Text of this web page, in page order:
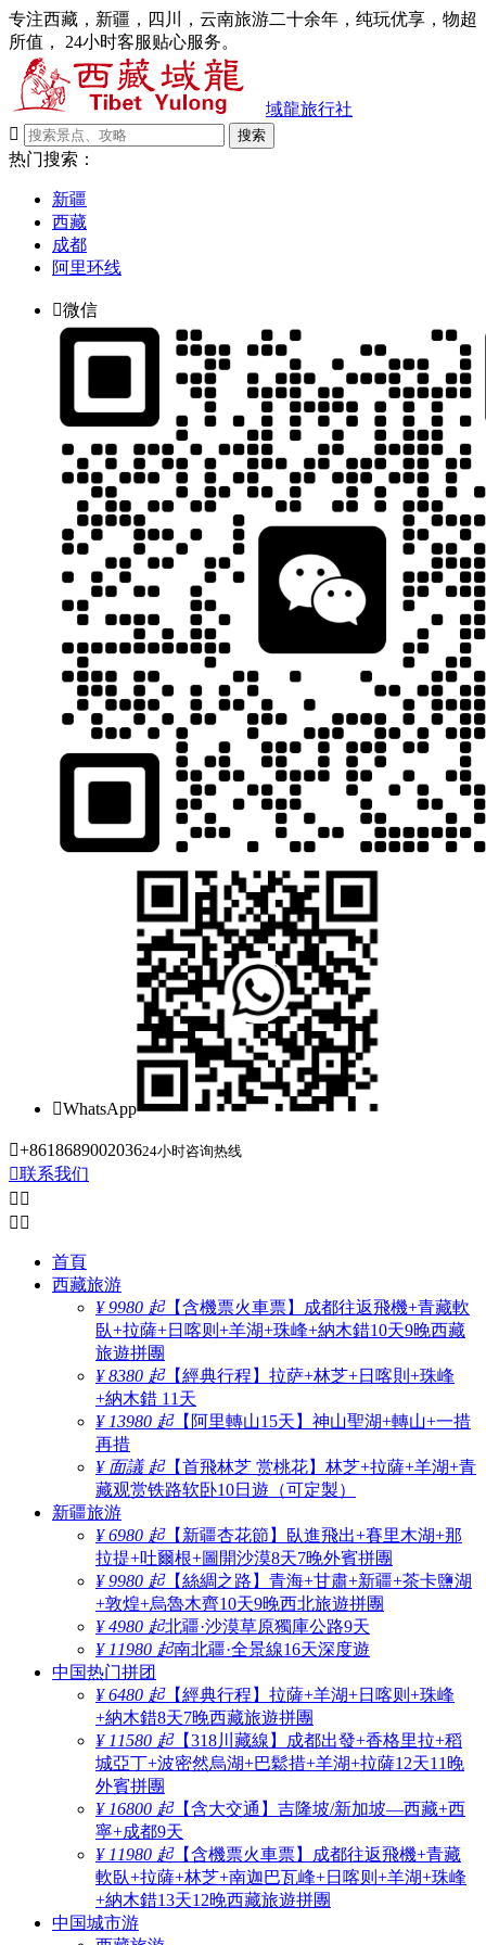
专注西藏，新疆，四川，云南旅游二十余年，纯玩优享，物超
所值， 24小时客服贴心服务。
域龍旅行社

搜索
热门搜索：
新疆
西藏
成都
阿里环线
微信
WhatsApp
+861868900203624小时咨询热线
联系我们
 
 
首頁
西藏旅游
¥ 9980 起【含機票火車票】成都往返飛機+青藏軟
臥+拉薩+日喀则+羊湖+珠峰+納木錯10天9晚西藏
旅遊拼團
¥ 8380 起【經典行程】拉萨+林芝+日喀則+珠峰
+納木錯 11天
¥ 13980 起【阿里轉山15天】神山聖湖+轉山+一措
再措
¥ 面議 起【首飛林芝 赏桃花】林芝+拉薩+羊湖+青
藏观赏铁路软卧10日遊（可定製）
新疆旅游
¥ 6980 起【新疆杏花節】臥進飛出+賽里木湖+那
拉提+吐爾根+圖開沙漠8天7晚外賓拼團
¥ 9980 起【絲綢之路】青海+甘肅+新疆+茶卡鹽湖
+敦煌+烏魯木齊10天9晚西北旅遊拼團
¥ 4980 起北疆·沙漠草原獨庫公路9天
¥ 11980 起南北疆·全景線16天深度遊
中国热门拼团
¥ 6480 起【經典行程】拉薩+羊湖+日喀则+珠峰
+納木錯8天7晚西藏旅遊拼團
¥ 11580 起【318川藏線】成都出發+香格里拉+稻
城亞丁+波密然烏湖+巴鬆措+羊湖+拉薩12天11晚
外賓拼團
¥ 16800 起【含大交通】吉隆坡/新加坡—西藏+西
寧+成都9天
¥ 11980 起【含機票火車票】成都往返飛機+青藏
軟臥+拉薩+林芝+南迦巴瓦峰+日喀则+羊湖+珠峰
+納木錯13天12晚西藏旅遊拼團
中国城市游